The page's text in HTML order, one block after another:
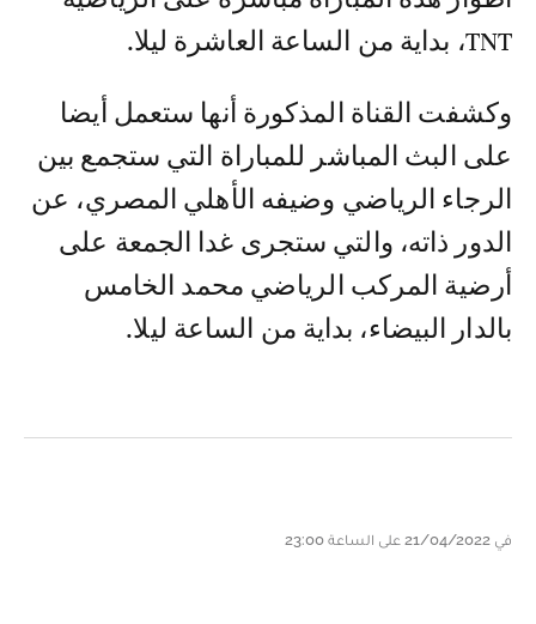
TNT، بداية من الساعة العاشرة ليلا.
وكشفت القناة المذكورة أنها ستعمل أيضا
على البث المباشر للمباراة التي ستجمع بين
الرجاء الرياضي وضيفه الأهلي المصري، عن
الدور ذاته، والتي ستجرى غدا الجمعة على
أرضية المركب الرياضي محمد الخامس
بالدار البيضاء، بداية من الساعة ليلا.
في 21/04/2022 على الساعة 23:00